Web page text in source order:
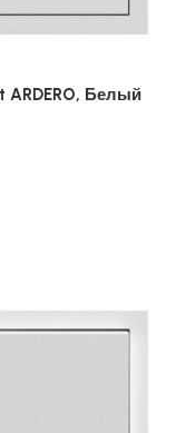
ARDERO, Белый